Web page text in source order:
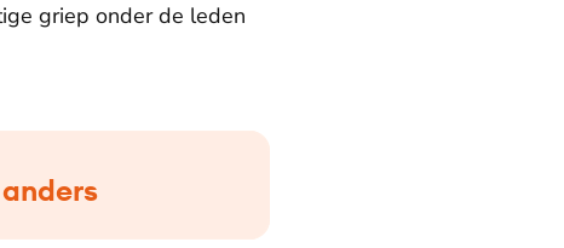
griep onder de leden